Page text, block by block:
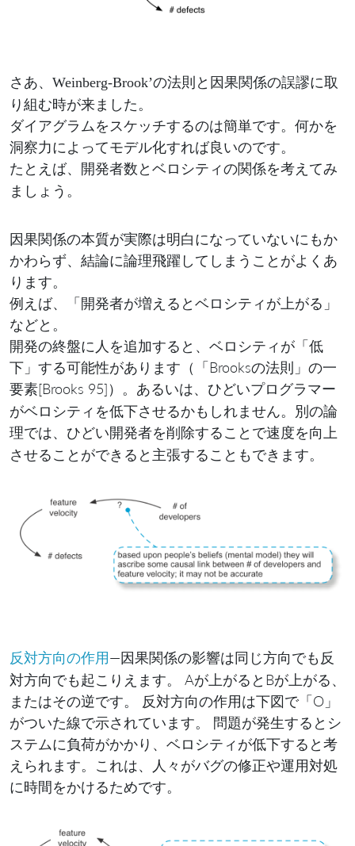
さあ、 Weinberg-Brook’の法則 と 因果関係の誤謬に取
り組む時が来ました。
ダイアグラムをスケッチするのは簡単です。何かを
洞察力によってモデル化すれば良いのです。
たとえば、
開発者数 と ベロシティの関係を考えてみ
ましょう。
因果関係の本質が実際は明白になっていないにもか
かわらず、結論に論理飛躍してしまうことがよくあ
ります。
例えば、「開発者が増えるとベロシティが上がる」
などと。
開発の終盤に人を追加すると、ベロシティが「低
下」する可能性があります（「Brooksの法則」の一
要素[Brooks 95]）。あるいは、 ひどいプログラマー
がベロシティを低下させるかもしれません。別の論
理では、ひどい開発者を削除することで速度を向上
させることができると主張することもできます。
反対方向の作用 —因果関係の影響は同じ方向でも反
対方向でも起こりえます。 Aが上がるとBが上がる、
またはその逆です。 反対方向の作用は下図で「O」
がついた線で示されています。 問題が発生するとシ
ステムに負荷がかかり、ベロシティが低下すると考
えられます。これは、人々がバグの修正や運用対処
に時間をかけるためです。